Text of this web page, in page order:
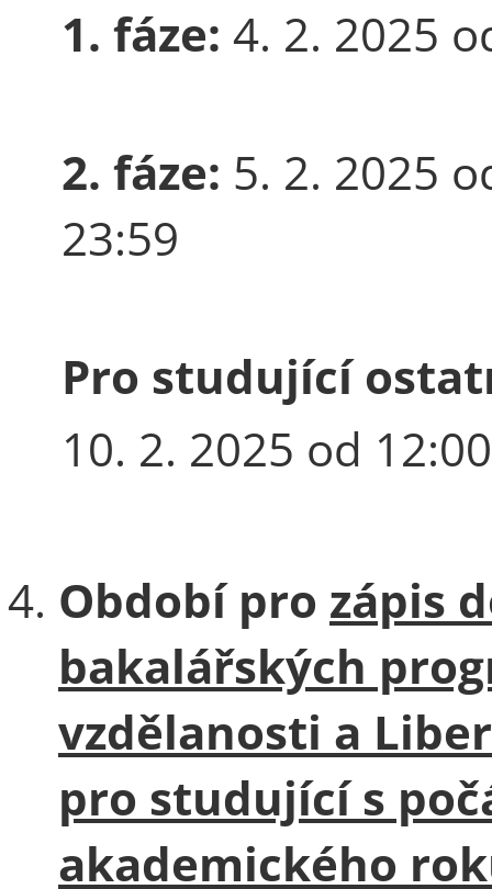
1. fáze: 4. 2. 2025
2. fáze: 5. 2. 2025
23:59
Pro studující
10. 2. 2025 od
Období pro zápis
bakalářských
vzdělanosti a
pro studující s
akademického